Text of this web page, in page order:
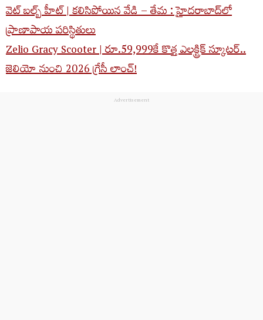
వెట్​ బల్బ్​ హీట్​ | కలిసిపోయిన వేడి – తేమ : హైదరాబాద్‌లో
ప్రాణాపాయ పరిస్థితులు
Zelio Gracy Scooter | రూ.59,999కే కొత్త ఎలక్ట్రిక్ స్కూటర్..
జెలియో నుంచి 2026 గ్రేసీ లాంచ్!